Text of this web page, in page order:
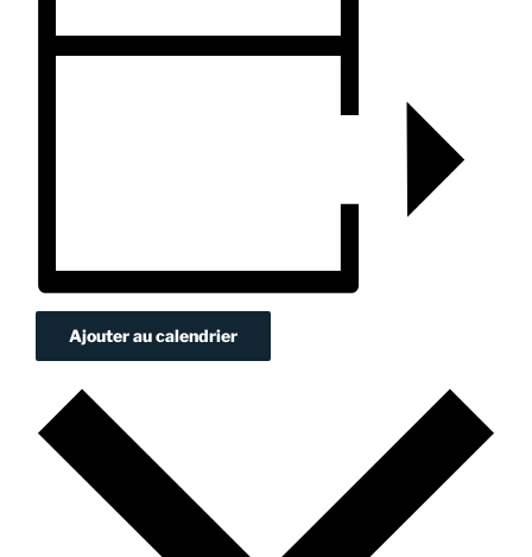
Ajouter au calendrier